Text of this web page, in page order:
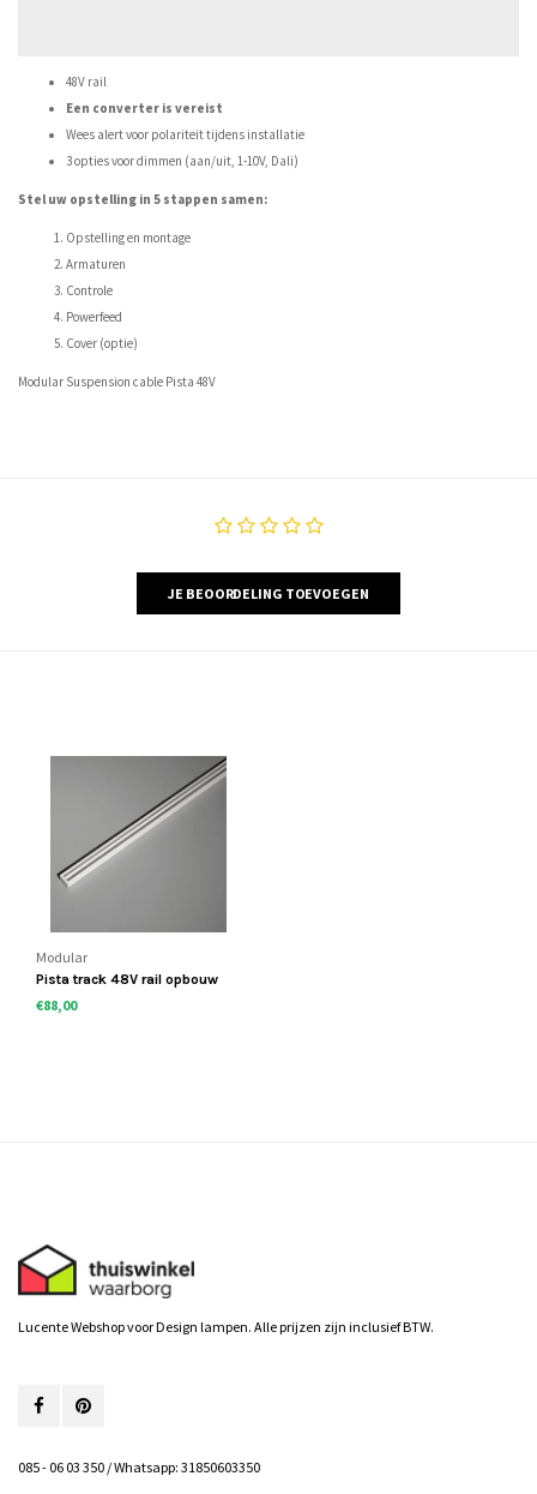
48V rail
Een converter is vereist
Wees alert voor polariteit tijdens installatie
3 opties voor dimmen (aan/uit, 1-10V, Dali)
Stel uw opstelling in 5 stappen samen:
Opstelling en montage
Armaturen
Controle
Powerfeed
Cover (optie)
Modular Suspension cable Pista 48V
JE BEOORDELING TOEVOEGEN
Modular
Pista track 48V rail opbouw
€88,00
Lucente Webshop voor Design lampen. Alle prijzen zijn inclusief BTW.
085 - 06 03 350 / Whatsapp: 31850603350